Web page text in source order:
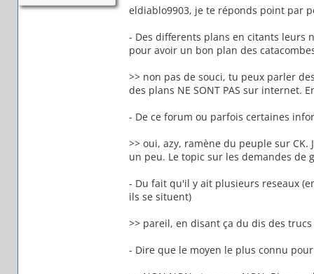
eldiablo9903, je te réponds point par
- Des differents plans en citants leurs
pour avoir un bon plan des
>> non pas de souci, tu peux parler
des plans NE SONT PAS sur internet.
- De ce forum ou parfois certaines
>> oui, azy, ramène du peuple sur
un peu. Le topic sur les demandes de
- Du fait qu'il y ait plusieurs reseaux
ils se situent)
>> pareil, en disant ça du dis des
- Dire que le moyen le plus connu